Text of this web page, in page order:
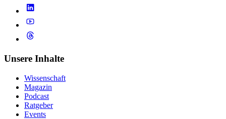
Unsere Inhalte
Wissenschaft
Magazin
Podcast
Ratgeber
Events